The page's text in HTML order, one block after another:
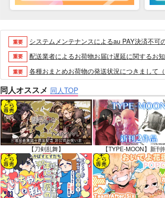
重要 システムメンテナンスによるau PAY決済不可
重要 配送業者によるお荷物お届け遅延に関するお
重要 各種おまとめお荷物の発送状況につきまして（
重要 【2026/5/7より】再販投票システム・アップ
重要 【2026/4/1より】とらのあなプレミアム、新
重要 おまとめサイクル「定期便(月2)」一般会員様
重要 「とらのあな×駿河屋日本橋乙女同人誌館」
重要 【2025/12/1より】「通販ポイント⇒とらコイ
重要 個人情報保護方針の改定について（
重要 ポイント付与・管理体制改定のお知らせ（
全てのお知らせを見る
同人オススメ 同人TOP
【刀剣乱舞】 【TYPE-MOON】新刊